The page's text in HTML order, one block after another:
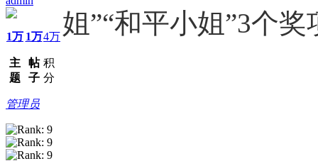
1万
主
题
1万
帖
子
4万
积
分
管理员
姐”“和平小姐”3个奖